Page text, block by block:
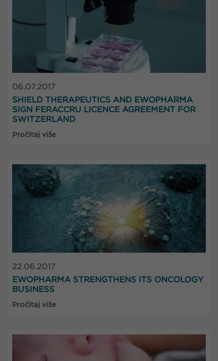
06.07.2017
SHIELD THERAPEUTICS AND EWOPHARMA
SIGN FERACCRU LICENCE AGREEMENT FOR
SWITZERLAND
Pročitaj više
22.06.2017
EWOPHARMA STRENGTHENS ITS ONCOLOGY
BUSINESS
Pročitaj više